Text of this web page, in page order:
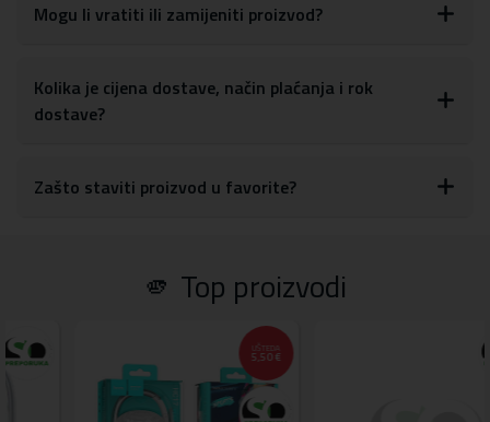
Mogu li vratiti ili zamijeniti proizvod?
Kolika je cijena dostave, način plaćanja i rok
dostave?
Zašto staviti proizvod u favorite?
🫵 Top proizvodi
€